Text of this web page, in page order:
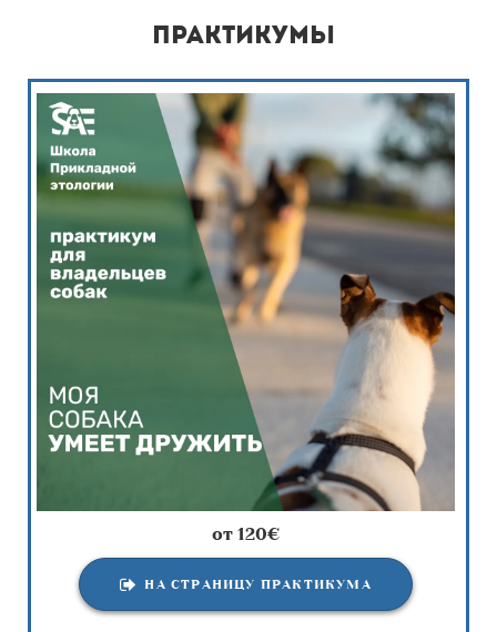
практикумы
от 120€
НА СТРАНИЦУ ПРАКТИКУМА